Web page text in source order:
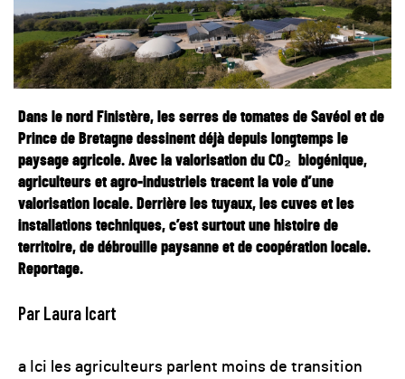
Dans le nord Finistère, les serres de tomates de Savéol et de
Prince de Bretagne dessinent déjà depuis longtemps le
paysage agricole. Avec la valorisation du CO₂ biogénique,
agriculteurs et agro-industriels tracent la voie d’une
valorisation locale. Derrière les tuyaux, les cuves et les
installations techniques, c’est surtout une histoire de
territoire, de débrouille paysanne et de coopération locale.
Reportage.
Par Laura Icart
a Ici les agriculteurs parlent moins de transition